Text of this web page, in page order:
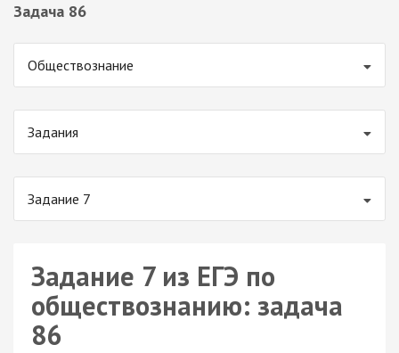
Задача 86
Обществознание
Задания
Задание 7
Задание 7 из ЕГЭ по
обществознанию: задача
86